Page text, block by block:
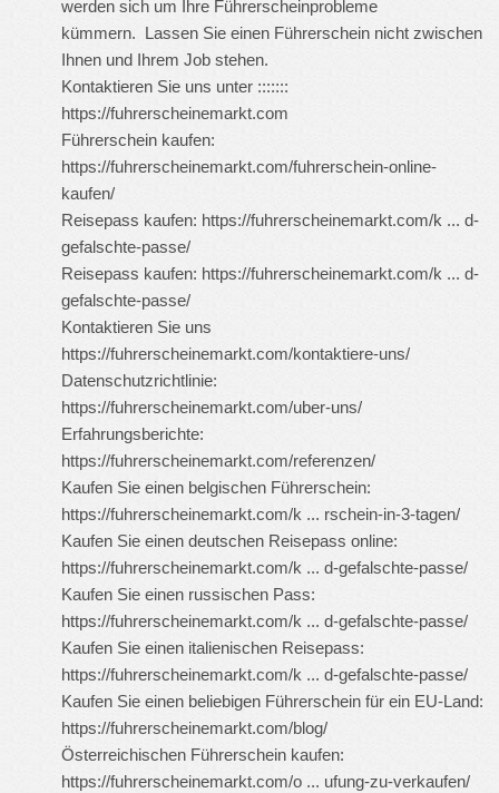
werden sich um Ihre Führerscheinprobleme
kümmern. Lassen Sie einen Führerschein nicht zwischen
Ihnen und Ihrem Job stehen.
Kontaktieren Sie uns unter :::::::
https://fuhrerscheinemarkt.com
Führerschein kaufen:
https://fuhrerscheinemarkt.com/fuhrerschein-online-
kaufen/
Reisepass kaufen: https://fuhrerscheinemarkt.com/k ... d-
gefalschte-passe/
Reisepass kaufen: https://fuhrerscheinemarkt.com/k ... d-
gefalschte-passe/
Kontaktieren Sie uns
https://fuhrerscheinemarkt.com/kontaktiere-uns/
Datenschutzrichtlinie:
https://fuhrerscheinemarkt.com/uber-uns/
Erfahrungsberichte:
https://fuhrerscheinemarkt.com/referenzen/
Kaufen Sie einen belgischen Führerschein:
https://fuhrerscheinemarkt.com/k ... rschein-in-3-tagen/
Kaufen Sie einen deutschen Reisepass online:
https://fuhrerscheinemarkt.com/k ... d-gefalschte-passe/
Kaufen Sie einen russischen Pass:
https://fuhrerscheinemarkt.com/k ... d-gefalschte-passe/
Kaufen Sie einen italienischen Reisepass:
https://fuhrerscheinemarkt.com/k ... d-gefalschte-passe/
Kaufen Sie einen beliebigen Führerschein für ein EU-Land:
https://fuhrerscheinemarkt.com/blog/
Österreichischen Führerschein kaufen:
https://fuhrerscheinemarkt.com/o ... ufung-zu-verkaufen/